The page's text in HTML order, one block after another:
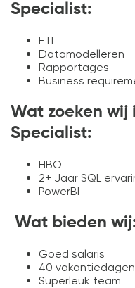
Specialist:
ETL
Datamodelleren
Rapportages
Business
Wat zoeken wij
Specialist:
HBO
2+ Jaar SQL
PowerBI
Wat bieden
Goed salaris
40 vakantiedagen
Superleuk team